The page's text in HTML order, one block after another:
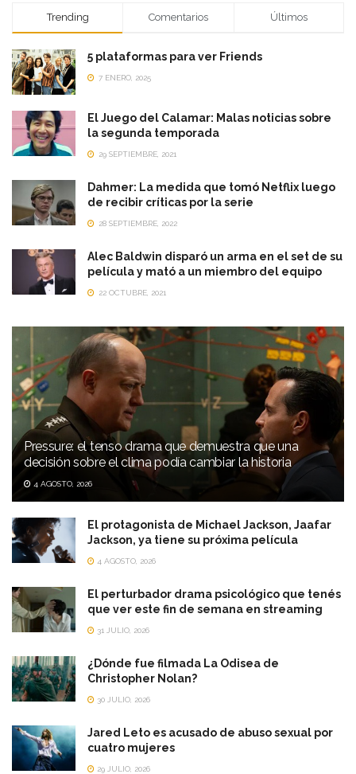
Trending Comentarios Últimos
5 plataformas para ver Friends
7 ENERO, 2025
El Juego del Calamar: Malas noticias sobre
la segunda temporada
29 SEPTIEMBRE, 2021
Dahmer: La medida que tomó Netflix luego
de recibir críticas por la serie
28 SEPTIEMBRE, 2022
Alec Baldwin disparó un arma en el set de su
película y mató a un miembro del equipo
22 OCTUBRE, 2021
Pressure: el tenso drama que demuestra que una
decisión sobre el clima podía cambiar la historia
4 AGOSTO, 2026
El protagonista de Michael Jackson, Jaafar
Jackson, ya tiene su próxima película
4 AGOSTO, 2026
El perturbador drama psicológico que tenés
que ver este fin de semana en streaming
31 JULIO, 2026
¿Dónde fue filmada La Odisea de
Christopher Nolan?
30 JULIO, 2026
Jared Leto es acusado de abuso sexual por
cuatro mujeres
29 JULIO, 2026